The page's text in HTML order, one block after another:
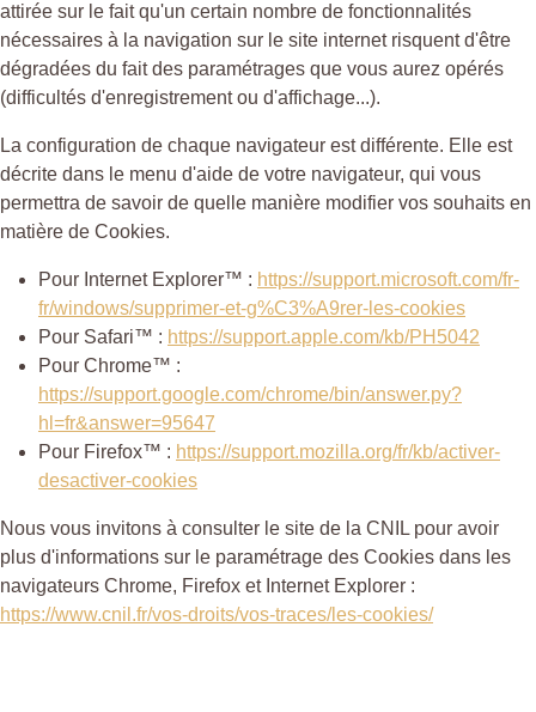
attirée sur le fait qu'un certain nombre de fonctionnalités
nécessaires à la navigation sur le site internet risquent d'être
dégradées du fait des paramétrages que vous aurez opérés
(difficultés d'enregistrement ou d'affichage...).
La configuration de chaque navigateur est différente. Elle est
décrite dans le menu d'aide de votre navigateur, qui vous
permettra de savoir de quelle manière modifier vos souhaits en
matière de Cookies.
Pour Internet Explorer™ : https://support.microsoft.com/fr-
fr/windows/supprimer-et-g%C3%A9rer-les-cookies
Pour Safari™ : https://support.apple.com/kb/PH5042
Pour Chrome™ :
https://support.google.com/chrome/bin/answer.py?
hl=fr&answer=95647
Pour Firefox™ : https://support.mozilla.org/fr/kb/activer-
desactiver-cookies
Nous vous invitons à consulter le site de la CNIL pour avoir
plus d'informations sur le paramétrage des Cookies dans les
navigateurs Chrome, Firefox et Internet Explorer :
https://www.cnil.fr/vos-droits/vos-traces/les-cookies/